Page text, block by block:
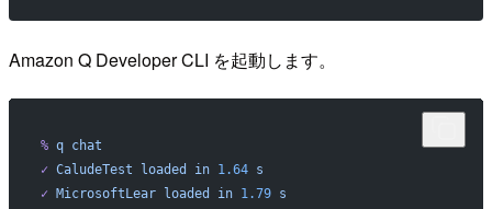
Amazon Q Developer CLI を起動します。
% q chat
✓ CaludeTest loaded in 1.64 s
✓ MicrosoftLear loaded in 1.79 s